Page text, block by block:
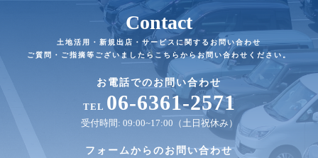
Contact
土地活用・新規出店・サービスに関するお問い合わせ
ご質問・ご指摘等ございましたらこちらからお問い合わせください。
お電話でのお問い合わせ
TEL 06-6361-2571
受付時間: 09:00~17:00（土日祝休み）
フォームからのお問い合わせ